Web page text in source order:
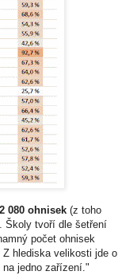
2 080 ohnisek (z toho
Školy tvoří dle šetření
počet ohnisek
Z hlediska velikosti jde o
jedno zařízení."